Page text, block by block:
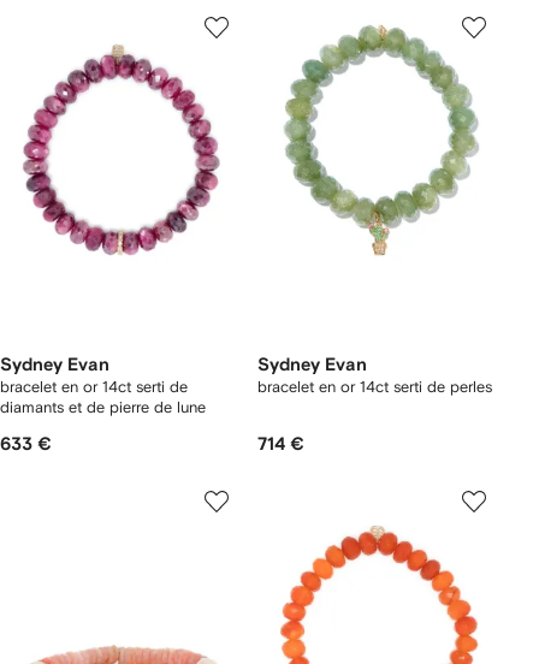
Sydney Evan
bracelet en or 14ct serti de
diamants et de pierre de lune
633 €
Sydney Evan
bracelet en or 14ct serti de perles
714 €